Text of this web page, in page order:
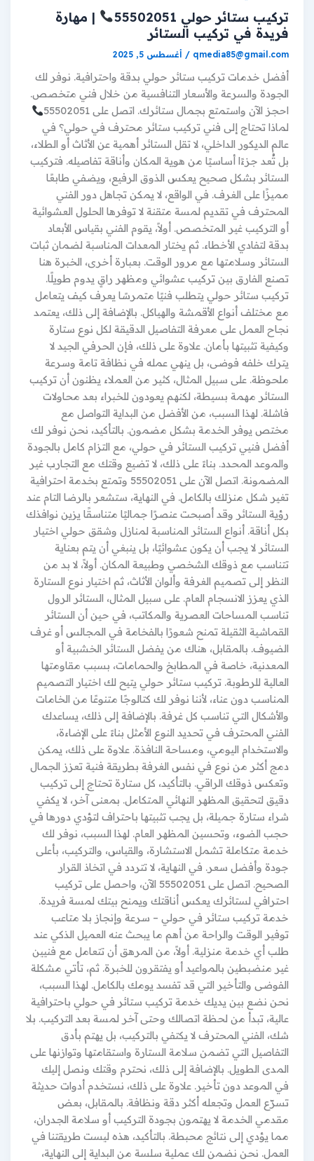
تركيب ستائر حولي 55502051
| مهارة
فريدة في تركيب الستائر
qmedia85@gmail.com
/ أغسطس 5, 2025
أفضل خدمات تركيب ستائر حولي بدقة واحترافية. نوفر لك
الجودة والسرعة والأسعار التنافسية من خلال فني متخصص.
احجز الآن واستمتع بجمال ستائرك. اتصل على 55502051
لماذا تحتاج إلى فني تركيب ستائر محترف في حولي؟ في
عالم الديكور الداخلي، لا تقل الستائر أهمية عن الأثاث أو الطلاء،
بل تُعد جزءًا أساسيًا من هوية المكان وأناقة تفاصيله. فتركيب
الستائر بشكل صحيح يعكس الذوق الرفيع، ويضفي طابعًا
مميزًا على الغرف. في الواقع، لا يمكن تجاهل دور الفني
المحترف في تقديم لمسة متقنة لا توفرها الحلول العشوائية
أو التركيب غير المتخصص. أولاً، يقوم الفني بقياس الأبعاد
بدقة لتفادي الأخطاء. ثم يختار المعدات المناسبة لضمان ثبات
الستائر وسلامتها مع مرور الوقت. بعبارة أخرى، الخبرة هنا
تصنع الفارق بين تركيب عشوائي ومظهر راقٍ يدوم طويلًا.
تركيب ستائر حولي يتطلب فنيًا متمرسًا يعرف كيف يتعامل
مع مختلف أنواع الأقمشة والهياكل. بالإضافة إلى ذلك، يعتمد
نجاح العمل على معرفة التفاصيل الدقيقة لكل نوع ستارة
وكيفية تثبيتها بأمان. علاوة على ذلك، فإن الحرفي الجيد لا
يترك خلفه فوضى، بل ينهي عمله في نظافة تامة وسرعة
ملحوظة. على سبيل المثال، كثير من العملاء يظنون أن تركيب
الستائر مهمة بسيطة، لكنهم يعودون للخبراء بعد محاولات
فاشلة. لهذا السبب، من الأفضل من البداية التواصل مع
مختص يوفر الخدمة بشكل مضمون. بالتأكيد، نحن نوفر لك
أفضل فنيي تركيب الستائر في حولي، مع التزام كامل بالجودة
والموعد المحدد. بناءً على ذلك، لا تضيع وقتك مع التجارب غير
المضمونة. اتصل الآن على 55502051 وتمتع بخدمة احترافية
تغير شكل منزلك بالكامل. في النهاية، ستشعر بالرضا التام عند
رؤية الستائر وقد أصبحت عنصرًا جماليًا متناسقًا يزين نوافذك
بكل أناقة. أنواع الستائر المناسبة لمنازل وشقق حولي اختيار
الستائر لا يجب أن يكون عشوائيًا، بل ينبغي أن يتم بعناية
تتناسب مع ذوقك الشخصي وطبيعة المكان. أولاً، لا بد من
النظر إلى تصميم الغرفة وألوان الأثاث، ثم اختيار نوع الستارة
الذي يعزز الانسجام العام. على سبيل المثال، الستائر الرول
تناسب المساحات العصرية والمكاتب، في حين أن الستائر
القماشية الثقيلة تمنح شعورًا بالفخامة في المجالس أو غرف
الضيوف. بالمقابل، هناك من يفضل الستائر الخشبية أو
المعدنية، خاصة في المطابخ والحمامات، بسبب مقاومتها
العالية للرطوبة. تركيب ستائر حولي يتيح لك اختيار التصميم
المناسب دون عناء، لأننا نوفر لك كتالوجًا متنوعًا من الخامات
والأشكال التي تناسب كل غرفة. بالإضافة إلى ذلك، يساعدك
الفني المحترف في تحديد النوع الأمثل بناءً على الإضاءة،
والاستخدام اليومي، ومساحة النافذة. علاوة على ذلك، يمكن
دمج أكثر من نوع في نفس الغرفة بطريقة فنية تعزز الجمال
وتعكس ذوقك الراقي. بالتأكيد، كل ستارة تحتاج إلى تركيب
دقيق لتحقيق المظهر النهائي المتكامل. بمعنى آخر، لا يكفي
شراء ستارة جميلة، بل يجب تثبيتها باحتراف لتؤدي دورها في
حجب الضوء، وتحسين المظهر العام. لهذا السبب، نوفر لك
خدمة متكاملة تشمل الاستشارة، والقياس، والتركيب، بأعلى
جودة وأفضل سعر. في النهاية، لا تتردد في اتخاذ القرار
الصحيح. اتصل على 55502051 الآن، واحصل على تركيب
احترافي لستائرك يعكس أناقتك ويمنح بيتك لمسة فريدة.
خدمة تركيب ستائر في حولي – سرعة وإنجاز بلا متاعب
توفير الوقت والراحة من أهم ما يبحث عنه العميل الذكي عند
طلب أي خدمة منزلية. أولاً، من المرهق أن تتعامل مع فنيين
غير منضبطين بالمواعيد أو يفتقرون للخبرة. ثم، تأتي مشكلة
الفوضى والتأخير التي قد تفسد يومك بالكامل. لهذا السبب،
نحن نضع بين يديك خدمة تركيب ستائر في حولي باحترافية
عالية، تبدأ من لحظة اتصالك وحتى آخر لمسة بعد التركيب. بلا
شك، الفني المحترف لا يكتفي بالتركيب، بل يهتم بأدق
التفاصيل التي تضمن سلامة الستارة واستقامتها وتوازنها على
المدى الطويل. بالإضافة إلى ذلك، نحترم وقتك ونصل إليك
في الموعد دون تأخير. علاوة على ذلك، نستخدم أدوات حديثة
تسرّع العمل وتجعله أكثر دقة ونظافة. بالمقابل، بعض
مقدمي الخدمة لا يهتمون بجودة التركيب أو سلامة الجدران،
مما يؤدي إلى نتائج محبطة. بالتأكيد، هذه ليست طريقتنا في
العمل. نحن نضمن لك عملية سلسة من البداية إلى النهاية،